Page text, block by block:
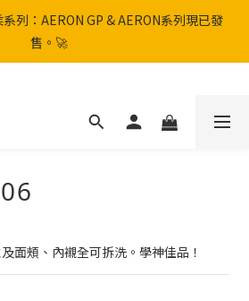
列：AERON GP & AERON系列現已發
售。🚀
列：AERON GP & AERON系列現已發
售。🚀
到貨通知：S1GP & K5R 熱銷款式全
面頰、內襯全可拆洗。學神佳品！